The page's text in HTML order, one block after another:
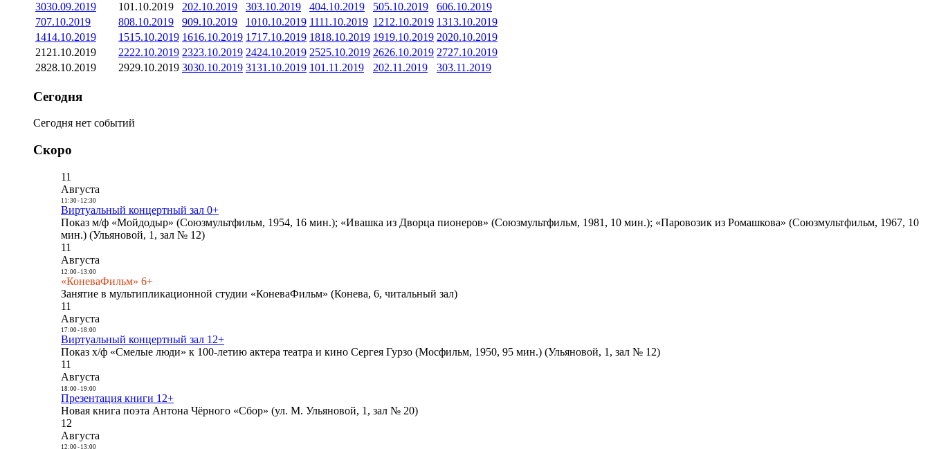
3030.09.2019 101.10.2019 202.10.2019 303.10.2019 404.10.2019 505.10.2019 606.10.2019
707.10.2019 808.10.2019 909.10.2019 1010.10.2019 1111.10.2019 1212.10.2019 1313.10.2019
1414.10.2019 1515.10.2019 1616.10.2019 1717.10.2019 1818.10.2019 1919.10.2019 2020.10.2019
21 21.10.2019 2222.10.2019 2323.10.2019 2424.10.2019 2525.10.2019 2626.10.2019 2727.10.2019
2828.10.2019 2929.10.2019 3030.10.2019 3131.10.2019 101.11.2019 202.11.2019 303.11.2019
Сегодня
Сегодня нет событий
Скоро
11
Августа
11:30- 12:30
Виртуальный концертный зал 0+
Показ м/ф «Мойдодыр» (Союзмультфильм, 1954, 16 мин.); «Ивашка из Дворца пионеров» (Союзмультфильм, 1981, 10 мин.); «Паровозик из Ромашкова» (Союзмультфильм, 1967, 10
мин.) (Ульяновой, 1, зал № 12)
11
Августа
12:00- 13:00
«КоневаФильм» 6+
Занятие в мультипликационной студии «КоневаФильм» (Конева, 6, читальный зал)
11
Августа
17:00- 18:00
Виртуальный концертный зал 12+
Показ х/ф «Смелые люди» к 100-летию актера театра и кино Сергея Гурзо (Мосфильм, 1950, 95 мин.) (Ульяновой, 1, зал № 12)
11
Августа
18:00- 19:00
Презентация книги 12+
Новая книга поэта Антона Чёрного «Сбор» (ул. М. Ульяновой, 1, зал № 20)
12
Августа
12:00- 13:00